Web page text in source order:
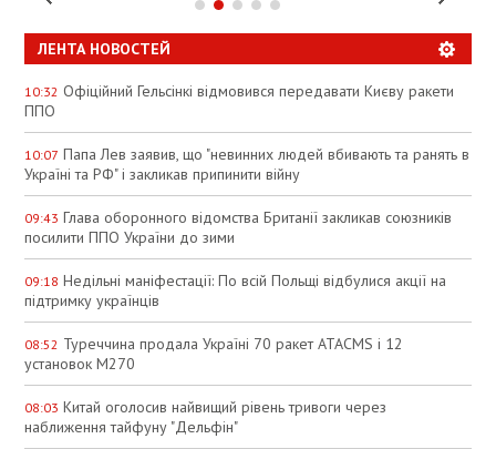
ЛЕНТА НОВОСТЕЙ
10:32 Офіційний Гельсінкі відмовився передавати Києву ракети
ППО
10:07 Папа Лев заявив, що "невинних людей вбивають та ранять в
Україні та РФ" і закликав припинити війну
09:43 Глава оборонного відомства Британії закликав союзників
посилити ППО України до зими
09:18 Недільні маніфестації: По всій Польщі відбулися акції на
підтримку українців
08:52 Туреччина продала Україні 70 ракет ATACMS і 12
установок M270
08:03 Китай оголосив найвищий рівень тривоги через
наближення тайфуну "Дельфін"